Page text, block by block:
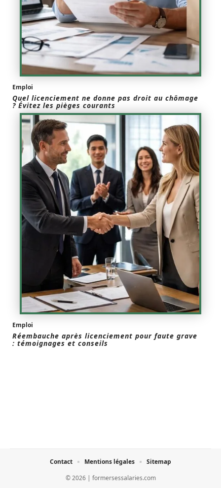
Emploi
Quel licenciement ne donne pas droit au chômage
? Évitez les pièges courants
Emploi
Réembauche après licenciement pour faute grave
: témoignages et conseils
© 2026 | formersessalaries.com
Contact Mentions légales Sitemap